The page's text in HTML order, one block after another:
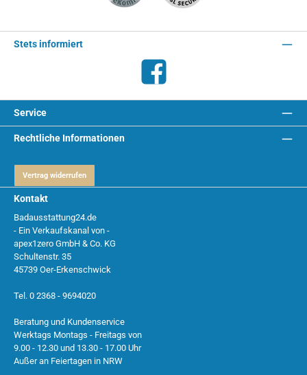
Stets informiert
Facebook
Kontakt
Badausstattung24.de
- Ein Verkaufskanal von -
apex1zero GmbH & Co. KG
Schultenstr. 35
45739 Oer-Erkenschwick
Tel. 0 2368 - 9694020
Beratung und Kundenservice
Werktags Montags - Freitags von
9.00 - 12.30 und 13.30 - 17.00 Uhr
Außer an Feiertagen in NRW
Service
Rechtliche Informationen
Vertrag widerrufen